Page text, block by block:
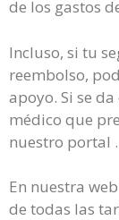
de los gastos
Incluso, si tu
reembolso,
apoyo. Si se
médico que
nuestro portal .
En nuestra
de todas las